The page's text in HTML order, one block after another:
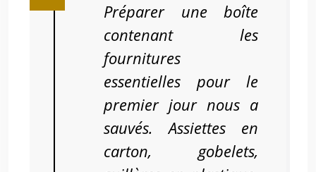
Préparer une boîte
contenant les
fournitures
essentielles pour le
premier jour nous a
sauvés. Assiettes en
carton, gobelets,